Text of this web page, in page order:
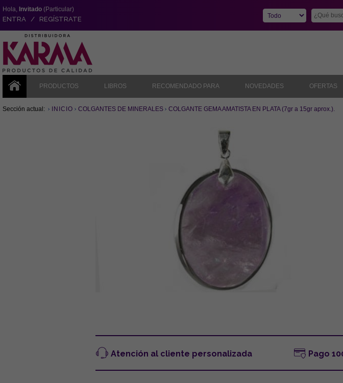
Hola, Invitado (Particular)
ENTRA / REGÍSTRATE
PRODUCTOS LIBROS RECOMENDADO PARA NOVEDADES OFERTAS
Sección actual: INICIO COLGANTES DE MINERALES COLGANTE GEMA AMATISTA EN PLATA (7gr a 15gr aprox.).
Atención al cliente personalizada Pago